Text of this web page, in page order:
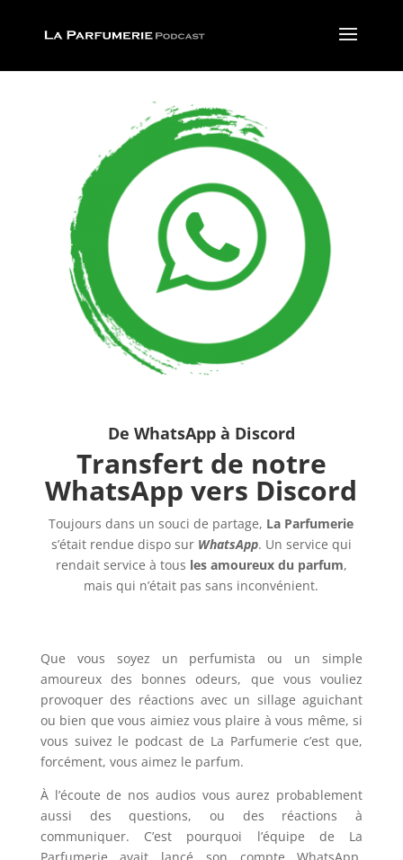
De WhatsApp à Discord
Transfert de notre
WhatsApp vers Discord
Toujours dans un souci de partage, La Parfumerie
s’était rendue dispo sur WhatsApp. Un service qui
rendait service à tous les amoureux du parfum,
mais qui n’était pas sans inconvénient.
Que vous soyez un perfumista ou un simple
amoureux des bonnes odeurs, que vous vouliez
provoquer des réactions avec un sillage aguichant
ou bien que vous aimiez vous plaire à vous même, si
vous suivez le podcast de La Parfumerie c’est que,
forcément, vous aimez le parfum.
À l’écoute de nos audios vous aurez probablement
aussi des questions, ou des réactions à
communiquer. C’est pourquoi l’équipe de La